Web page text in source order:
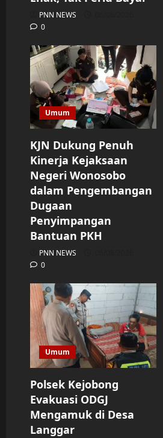
PNN NEWS
0
Umum
KJN Dukung Penuh
Kinerja Kejaksaan
Negeri Wonosobo
dalam Pengembangan
Dugaan
Penyimpangan
Bantuan PKH
PNN NEWS
0
Umum
Polsek Kejobong
Evakuasi ODGJ
Mengamuk di Desa
Langgar